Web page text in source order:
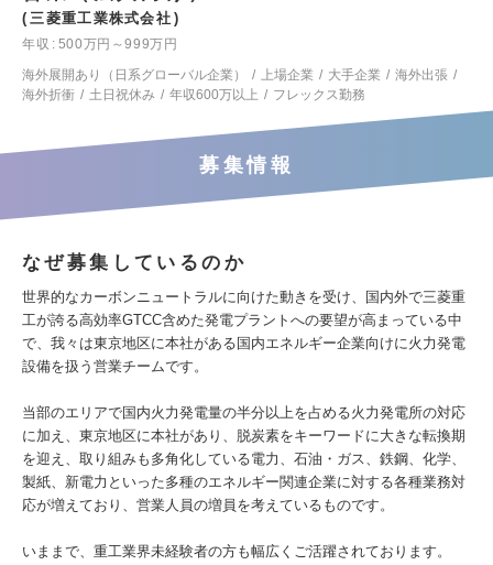
三菱重工業株式会社
年収
500万円～999万円
海外展開あり（日系グローバル企業）
上場企業 大手企業
海外出張
海外折衝
土日祝休み 年収600万以上 フレックス勤務
募集情報
なぜ募集しているのか
世界的なカーボンニュートラルに向けた動きを受け、国内外で三菱重
工が誇る高効率GTCC含めた発電プラントへの要望が高まっている中
で、我々は東京地区に本社がある国内エネルギー企業向けに火力発電
設備を扱う営業チームです。
当部のエリアで国内火力発電量の半分以上を占める火力発電所の対応
に加え、東京地区に本社があり、脱炭素をキーワードに大きな転換期
を迎え、取り組みも多角化している電力、石油・ガス、鉄鋼、化学、
製紙、新電力といった多種のエネルギー関連企業に対する各種業務対
応が増えており、営業人員の増員を考えているものです。
いままで、重工業界未経験者の方も幅広くご活躍されております。